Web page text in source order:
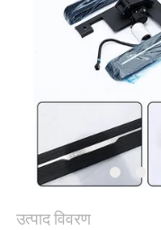
साइटमैप
PRIVACY
POLICY
उत्पाद विवरण